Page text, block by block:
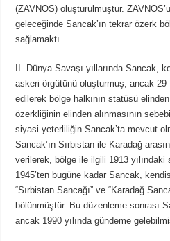
(ZAVNOS) oluşturulmuştur.
geleceğinde Sancak’ın tekrar özerk
sağlamaktı.
II. Dünya Savaşı yıllarında Sancak,
askeri örgütünü oluşturmuş, ancak 29
edilerek bölge halkının statüsü elinden
özerkliğinin elinden alınmasının
siyasi yeterliliğin Sancak’ta mevcut
Sancak’ın Sırbistan ile Karadağ
verilerek, bölge ile ilgili 1913 yılındaki
1945’ten bugüne kadar Sancak,
“Sırbistan Sancağı” ve “Karadağ
bölünmüştür. Bu düzenleme sonrası
ancak 1990 yılında gündeme